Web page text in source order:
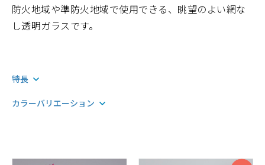
防火地域や準防火地域で使用できる、眺望のよい網な
し透明ガラスです。
特長
カラーバリエーション